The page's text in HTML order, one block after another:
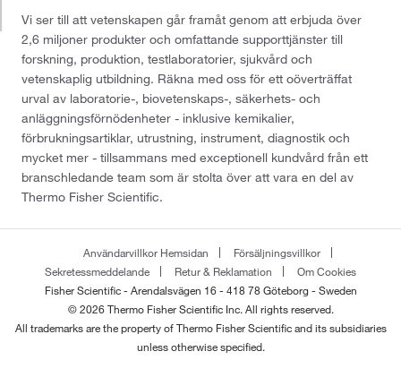
Vi ser till att vetenskapen går framåt genom att erbjuda över
2,6 miljoner produkter och omfattande supporttjänster till
forskning, produktion, testlaboratorier, sjukvård och
vetenskaplig utbildning. Räkna med oss för ett oöverträffat
urval av laboratorie-, biovetenskaps-, säkerhets- och
anläggningsförnödenheter - inklusive kemikalier,
förbrukningsartiklar, utrustning, instrument, diagnostik och
mycket mer - tillsammans med exceptionell kundvård från ett
branschledande team som är stolta över att vara en del av
Thermo Fisher Scientific.
Användarvillkor Hemsidan
Försäljningsvillkor
Sekretessmeddelande
Retur & Reklamation
Om Cookies
Fisher Scientific - Arendalsvägen 16 - 418 78 Göteborg - Sweden
© 2026 Thermo Fisher Scientific Inc. All rights reserved.
All trademarks are the property of Thermo Fisher Scientific and its subsidiaries
unless otherwise specified.